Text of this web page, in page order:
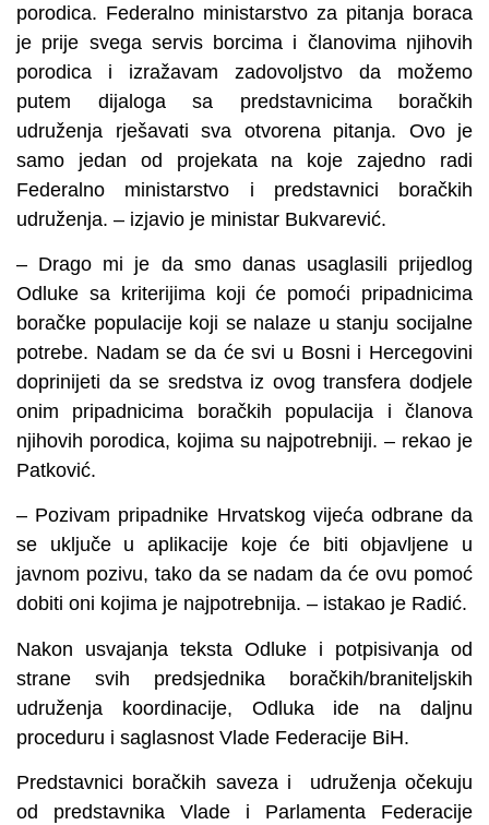
porodica. Federalno ministarstvo za pitanja boraca
je prije svega servis borcima i članovima njihovih
porodica i izražavam zadovoljstvo da možemo
putem dijaloga sa predstavnicima boračkih
udruženja rješavati sva otvorena pitanja. Ovo je
samo jedan od projekata na koje zajedno radi
Federalno ministarstvo i predstavnici boračkih
udruženja. – izjavio je ministar Bukvarević.
– Drago mi je da smo danas usaglasili prijedlog
Odluke sa kriterijima koji će pomoći pripadnicima
boračke populacije koji se nalaze u stanju socijalne
potrebe. Nadam se da će svi u Bosni i Hercegovini
doprinijeti da se sredstva iz ovog transfera dodjele
onim pripadnicima boračkih populacija i članova
njihovih porodica, kojima su najpotrebniji. – rekao je
Patković.
– Pozivam pripadnike Hrvatskog vijeća odbrane da
se uključe u aplikacije koje će biti objavljene u
javnom pozivu, tako da se nadam da će ovu pomoć
dobiti oni kojima je najpotrebnija. – istakao je Radić.
Nakon usvajanja teksta Odluke i potpisivanja od
strane svih predsjednika boračkih/braniteljskih
udruženja koordinacije, Odluka ide na daljnu
proceduru i saglasnost Vlade Federacije BiH.
Predstavnici boračkih saveza i udruženja očekuju
od predstavnika Vlade i Parlamenta Federacije